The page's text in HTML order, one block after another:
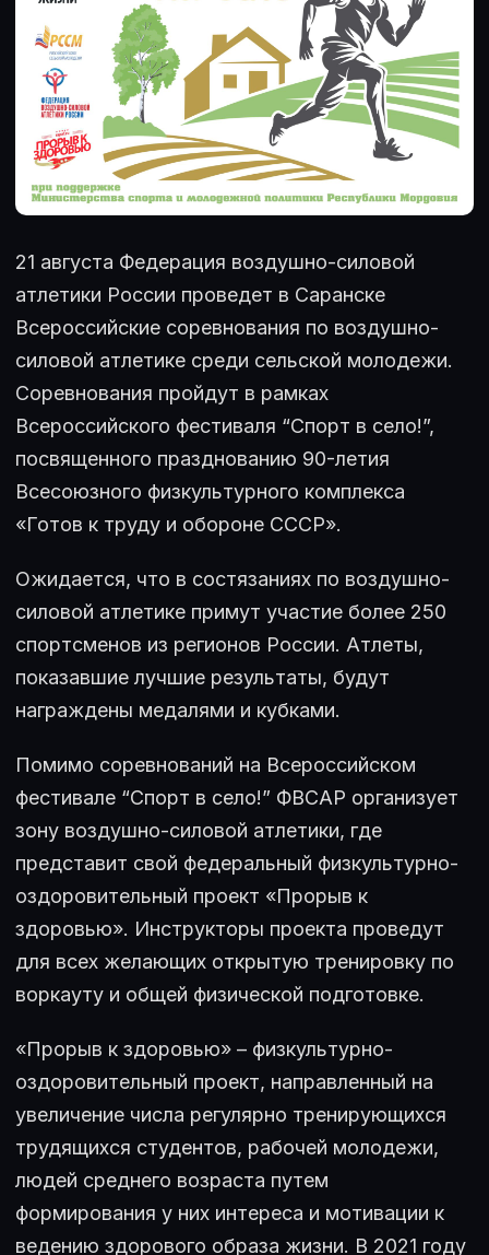
21 августа Федерация воздушно-силовой
атлетики России проведет в Саранске
Всероссийские соревнования по воздушно-
силовой атлетике среди сельской молодежи.
Соревнования пройдут в рамках
Всероссийского фестиваля “Спорт в село!”,
посвященного празднованию 90-летия
Всесоюзного физкультурного комплекса
«Готов к труду и обороне СССР».
Ожидается, что в состязаниях по воздушно-
силовой атлетике примут участие более 250
спортсменов из регионов России. Атлеты,
показавшие лучшие результаты, будут
награждены медалями и кубками.
Помимо соревнований на Всероссийском
фестивале “Спорт в село!” ФВСАР организует
зону воздушно-силовой атлетики, где
представит свой федеральный физкультурно-
оздоровительный проект «Прорыв к
здоровью». Инструкторы проекта проведут
для всех желающих открытую тренировку по
воркауту и общей физической подготовке.
«Прорыв к здоровью» – физкультурно-
оздоровительный проект, направленный на
увеличение числа регулярно тренирующихся
трудящихся студентов, рабочей молодежи,
людей среднего возраста путем
формирования у них интереса и мотивации к
ведению здорового образа жизни. В 2021 году